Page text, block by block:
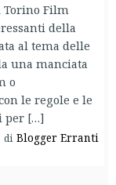
Torino Film
della
al tema delle
una manciata
o
le regole e le
per […]
di Blogger Erranti